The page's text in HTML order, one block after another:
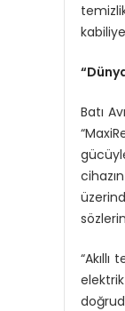
“Dü
Batı